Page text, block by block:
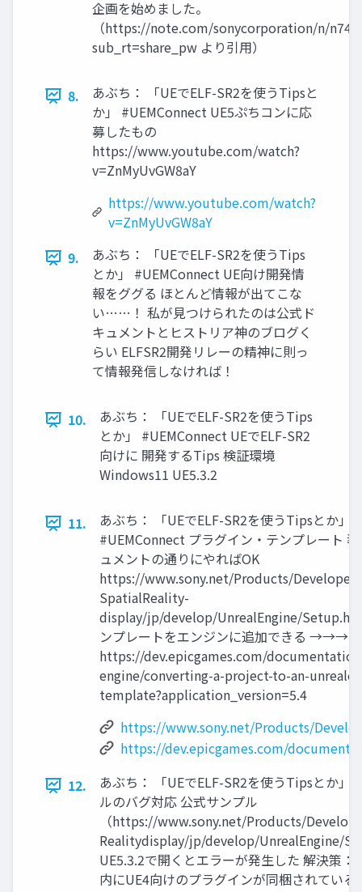
企画を始めました。
（https://note.com/sonycorporation/n/
sub_rt=share_pw より引用）
8.
あぶち： 「UEでELF-SR2を使うTipsと
か」 #UEMConnect UE5ぷちコンに応
募したもの
https://www.youtube.com/watch?
v=ZnMyUvGW8aY
https://www.youtube.com/watch?
v=ZnMyUvGW8aY
9.
あぶち： 「UEでELF-SR2を使うTips
とか」 #UEMConnect UE向け開発情
報をググる ほとんど情報が出てこな
い……！ 私が見つけられたのは公式ド
キュメントとヒストリア神のブログく
らい ELFSR2開発リレーの精神に則っ
て情報発信しなければ！
10.
あぶち： 「UEでELF-SR2を使うTips
とか」 #UEMConnect UEでELF-SR2
向けに 開発するTips 検証環境
Windows11 UE5.3.2
11.
あぶち： 「UEでELF-SR2を使うTipsとか」
#UEMConnect プラグイン・テンプレート
ュメントの通りにやればOK
https://www.sony.net/Products/Developer-
SpatialReality-
display/jp/develop/UnrealEngine/
ンプレートをエンジンに追加できる →→→
https://dev.epicgames.com/
engine/converting-a-project-to-an-
template?application_version=5.4
https://www.sony.net/Products/
https://dev.epicgames.com/
12.
あぶち： 「UEでELF-SR2を使うTipsとか」
ルのバグ対応 公式サンプル
（https://www.sony.net/Products/
Realitydisplay/jp/develop/UnrealEngine/
UE5.3.2で開くとエラーが発生した 解決策：
内にUE4向けのプラグインが同梱されてい